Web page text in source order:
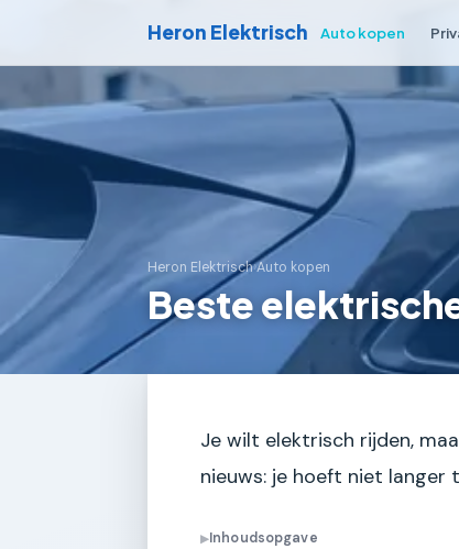
Heron Elektrisch Auto kopen
Heron Elektrisch›Auto kopen
Beste
Je wilt elektrisch rijden,
nieuws: je hoeft niet langer
▶Inhoudsopgave